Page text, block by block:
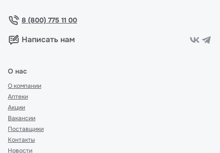
8 (800) 775 11 00
Написать нам
О нас
О компании
Аптеки
Акции
Вакансии
Поставщики
Контакты
Новости